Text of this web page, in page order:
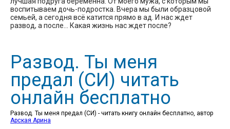
воспитываем дочь-подростка. Вчера мы были образцовой
семьей, а сегодня всё катится прямо в ад. И нас ждет
развод, а после… Какая жизнь нас ждет после?
Развод. Ты меня
предал (СИ) читать
онлайн бесплатно
Развод. Ты меня предал (СИ) - читать книгу онлайн бесплатно, автор
Арская Арина